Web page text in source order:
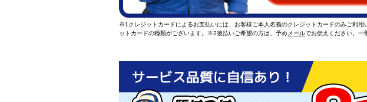
※1クレジットカードによるお支払いには、お客様ご本人名義のクレジットカードのみご利
ットカードの種類がございます。 ※2後払いご希望の方は、予め メールでお伝えください。一